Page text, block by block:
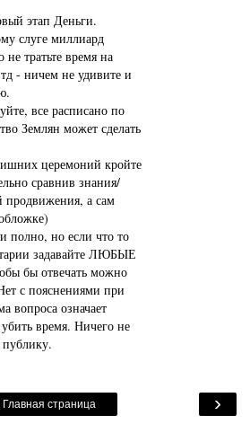
этап Деньги.
слуге миллиард
не тратьте время на
- ничем не удивите и
все расписано по
Землян может сделать
церемоний кройте
сравнив знания/
продвижения, а сам
полно, но если что то
задавайте ЛЮБЫЕ
бы отвечать можно
с пояснениями при
вопроса означает
время. Ничего не
›
Главная страница